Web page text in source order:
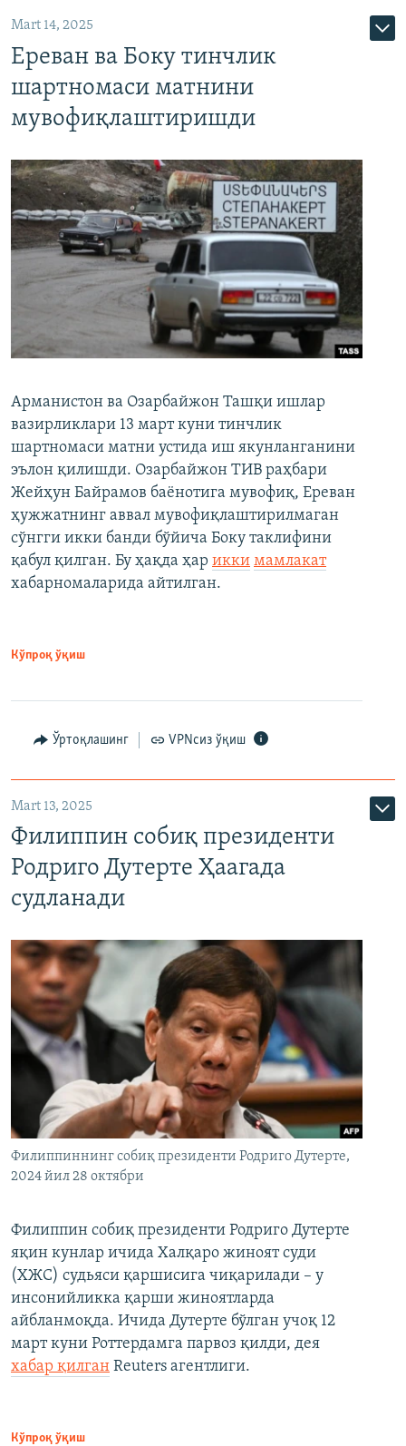
Mart 14, 2025
Ереван ва Боку тинчлик
шартномаси матнини
мувофиқлаштиришди
Арманистон ва Озарбайжон Ташқи ишлар
вазирликлари 13 март куни тинчлик
шартномаси матни устида иш якунланганини
эълон қилишди. Озарбайжон ТИВ раҳбари
Жейҳун Байрамов баёнотига мувофиқ, Ереван
ҳужжатнинг аввал мувофиқлаштирилмаган
сўнгги икки банди бўйича Боку таклифини
қабул қилган. Бу ҳақда ҳар икки мамлакат
хабарномаларида айтилган.
Кўпроқ ўқиш
Ўртоқлашинг VPNсиз ўқиш
Mart 13, 2025
Филиппин собиқ президенти
Родриго Дутерте Ҳаагада
судланади
Филиппиннинг собиқ президенти Родриго Дутерте,
2024 йил 28 октябри
Филиппин собиқ президенти Родриго Дутерте
яқин кунлар ичида Халқаро жиноят суди
(ХЖС) судьяси қаршисига чиқарилади – у
инсонийликка қарши жиноятларда
айбланмоқда. Ичида Дутерте бўлган учоқ 12
март куни Роттердамга парвоз қилди, дея
хабар қилган Reuters агентлиги.
Кўпроқ ўқиш